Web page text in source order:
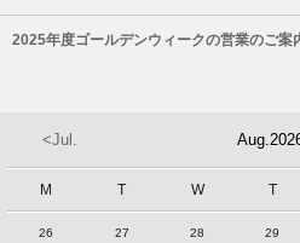
2025年度ゴールデンウィークの営業のご案
<Jul.
M T W T
26 27 28 29